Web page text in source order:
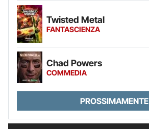
Twisted Metal
FANTASCIENZA
Chad Powers
COMMEDIA
PROSSIMAMENTE